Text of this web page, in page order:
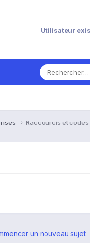
Utilisateur
Raccourcis et codes
un nouveau sujet